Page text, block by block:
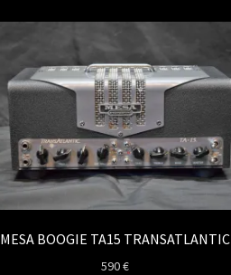
MESA BOOGIE TA15 TRANSATLANTIC
590€